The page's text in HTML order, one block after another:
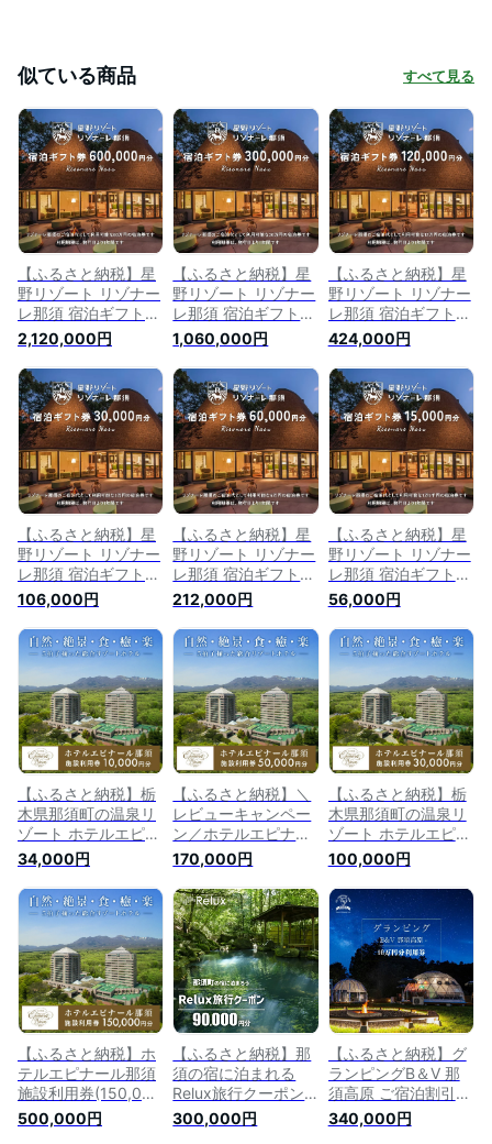
似ている商品 すべて見る
【ふるさと納税】星
野リゾート リゾナー
レ那須 宿泊ギフト券
（600,000円分）｜
宿泊 旅行 チケット
宿泊券 旅行券 観光
国内旅行 那須 栃木
県 那須町〔P-177〕
※着日指定不可
2,120,000円
【ふるさと納税】星
野リゾート リゾナー
レ那須 宿泊ギフト券
（300,000円分） ｜
宿泊 旅行 チケット
宿泊券 旅行券 観光
国内旅行 那須 栃木
県 那須町〔P-175〕
※着日指定不可
1,060,000円
【ふるさと納税】星
野リゾート リゾナー
レ那須 宿泊ギフト券
（120,000円分）｜
宿泊 旅行 チケット
宿泊券 旅行券 観光
国内旅行 那須 栃木
県 那須町〔P-122〕
※着日指定不可
424,000円
【ふるさと納税】星
野リゾート リゾナー
レ那須 宿泊ギフト券
（30,000円分）｜宿
泊 旅行 チケット ト
ラベル 宿泊券 旅行
券 温泉 ホテル 家族
旅行 温泉旅行 国内
旅行 避暑地 夏休み
お盆 GW 年末年始 記
念日 ご褒美 贅沢 観
光 那須 栃木県 那須
町〔P-33〕※着日指
定不可
106,000円
【ふるさと納税】星
野リゾート リゾナー
レ那須 宿泊ギフト券
（60,000円分）｜｜
宿泊 旅行 チケット
トラベル 宿泊券 旅
行券 温泉 ホテル 家
族旅行 温泉旅行 国
内旅行 避暑地 夏休
み お盆 GW 年末年始
記念日 ご褒美 贅沢
観光 那須 栃木県 那
須町〔P-120〕※着日
指定不可
212,000円
【ふるさと納税】星
野リゾート リゾナー
レ那須 宿泊ギフト券
（15,000円分）｜宿
泊 旅行 チケット ト
ラベル 宿泊券 旅行
券 温泉 ホテル 家族
旅行 温泉旅行 国内
旅行 避暑地 夏休み
お盆 GW 年末年始 記
念日 ご褒美 贅沢 観
光 那須 栃木県 那須
町〔P-32〕※着日指
定不可
56,000円
【ふるさと納税】栃
木県那須町の温泉リ
ゾート ホテルエピナ
ール那須 施設利用券
10,000円分｜ 温泉
露天風呂 宿泊 旅行
チケット 宿泊券 旅
行券 利用券 宿泊ギ
フト券 リゾートホテ
ル 観光 国内旅行 那
須 栃木県 那須町 ホ
テル エピナール エ
ピナール那須 〔P-
29〕
34,000円
【ふるさと納税】＼
レビューキャンペー
ン／ホテルエピナー
ル那須 施設利用券
(50,000円分)｜温泉
露天風呂 宿泊 旅行
チケット 宿泊券 旅
行券 利用券 宿泊ギ
フト券 リゾートホテ
ル 観光 国内旅行 那
須 栃木県 那須町
〔P-25〕※着日指定
不可
170,000円
【ふるさと納税】栃
木県那須町の温泉リ
ゾート ホテルエピナ
ール那須 施設利用券
30,000円分 ｜ 温泉
露天風呂 宿泊 旅行
チケット 宿泊券 旅
行券 利用券 宿泊ギ
フト券 リゾートホテ
ル 観光 国内旅行 那
須 栃木県 那須町 ホ
テル エピナール エ
ピナール那須 〔G-
21〕
100,000円
【ふるさと納税】ホ
テルエピナール那須
施設利用券(150,000
円分) ｜ 温泉 露天風
呂 宿泊 旅行 チケッ
500,000円
【ふるさと納税】那
須の宿に泊まれる
Relux旅行クーポン
（90,000円分）｜宿
泊券 宿泊チケット
300,000円
【ふるさと納税】グ
ランピングB＆V 那
須高原 ご宿泊割引券
100,000円分｜宿泊
券 旅行券 チケット
340,000円